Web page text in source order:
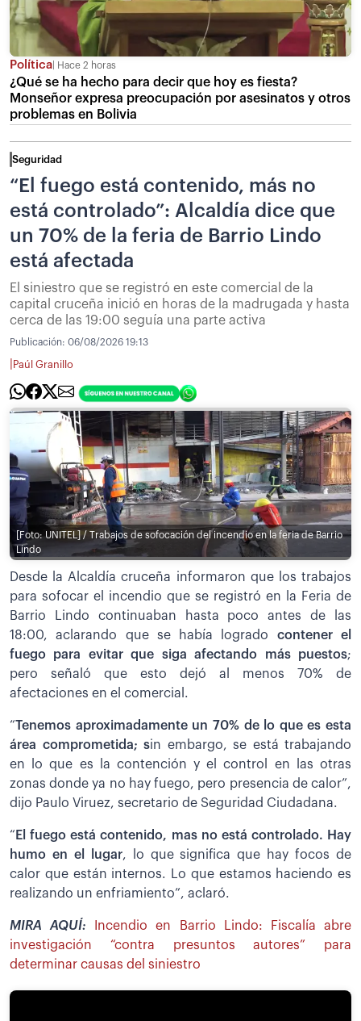
Política Hace 2 horas
¿Qué se ha hecho para decir que hoy es fiesta?
Monseñor expresa preocupación por asesinatos y otros
problemas en Bolivia
Seguridad
“El fuego está contenido, más no
está controlado”: Alcaldía dice que
un 70% de la feria de Barrio Lindo
está afectada
El siniestro que se registró en este comercial de la
capital cruceña inició en horas de la madrugada y hasta
cerca de las 19:00 seguía una parte activa
Publicación: 06/08/2026 19:13
Paúl Granillo
[Foto: UNITEL] / Trabajos de sofocación del incendio en la feria de Barrio
Lindo
Desde la Alcaldía cruceña informaron que los trabajos
para sofocar el incendio que se registró en la Feria de
Barrio Lindo continuaban hasta poco antes de las
18:00, aclarando que se había logrado contener el
fuego para evitar que siga afectando más puestos;
pero señaló que esto dejó al menos 70% de
afectaciones en el comercial.
“Tenemos aproximadamente un 70% de lo que es esta
área comprometida; sin embargo, se está trabajando
en lo que es la contención y el control en las otras
zonas donde ya no hay fuego, pero presencia de calor”,
dijo Paulo Viruez, secretario de Seguridad Ciudadana.
“ El fuego está contenido, mas no está controlado. Hay
humo en el lugar, lo que significa que hay focos de
calor que están internos. Lo que estamos haciendo es
realizando un enfriamiento”, aclaró.
MIRA AQUÍ:
Incendio en Barrio Lindo: Fiscalía abre
investigación “contra presuntos autores” para
determinar causas del siniestro